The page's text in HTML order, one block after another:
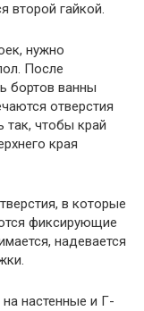
второй гайкой.
нужно
После
бортов ванны
отверстия
так, чтобы край
края
в которые
фиксирующие
надевается
настенные и Г-